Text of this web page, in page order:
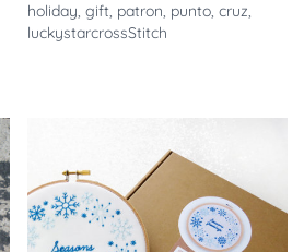
holiday,gift, patron, punto,cruz,
luckystarcrossStitch